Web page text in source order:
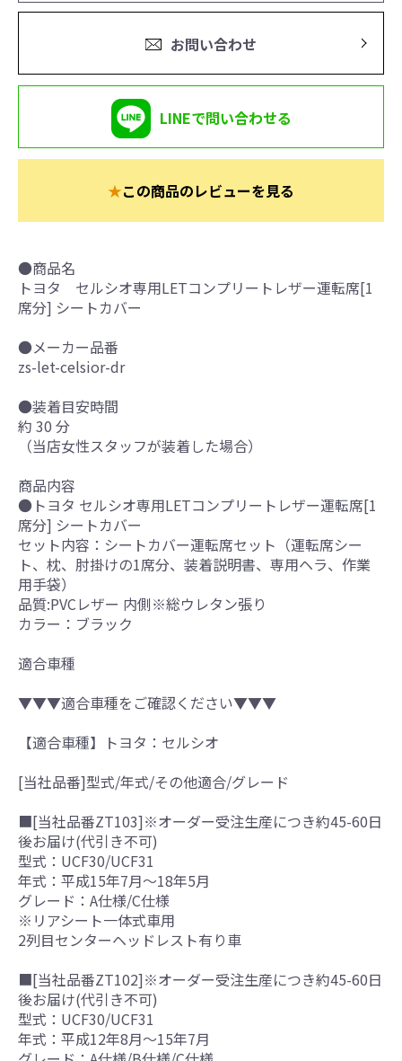
お問い合わせ
LINEで問い合わせる
★この商品のレビューを見る
●商品名
トヨタ セルシオ専用LETコンプリートレザー運転席[1
席分] シートカバー
●メーカー品番
zs-let-celsior-dr
●装着目安時間
約 30 分
（当店女性スタッフが装着した場合）
商品内容
●トヨタ セルシオ専用LETコンプリートレザー運転席[1
席分] シートカバー
セット内容：シートカバー運転席セット（運転席シー
ト、枕、肘掛けの1席分、装着説明書、専用ヘラ、作業
用手袋）
品質:PVCレザー 内側※総ウレタン張り
カラー：ブラック
適合車種
▼▼▼適合車種をご確認ください▼▼▼
【適合車種】トヨタ：セルシオ
[当社品番]型式/年式/その他適合/グレード
■[当社品番ZT103]※オーダー受注生産につき約45-60日
後お届け(代引き不可)
型式：UCF30/UCF31
年式：平成15年7月～18年5月
グレード：A仕様/C仕様
※リアシート一体式車用
2列目センターヘッドレスト有り車
■[当社品番ZT102]※オーダー受注生産につき約45-60日
後お届け(代引き不可)
型式：UCF30/UCF31
年式：平成12年8月～15年7月